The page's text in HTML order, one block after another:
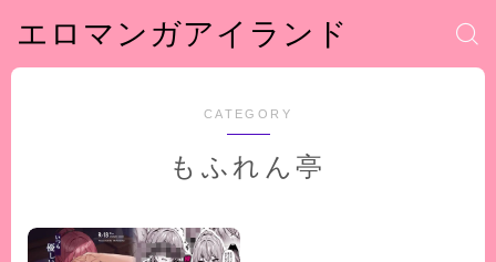
エロマンガアイランド
CATEGORY
もふれん亭